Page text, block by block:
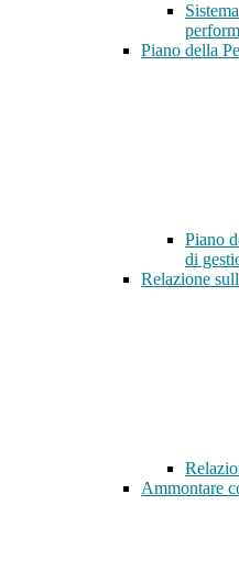
Piano della
Piano
di
Relazione
Ammontare